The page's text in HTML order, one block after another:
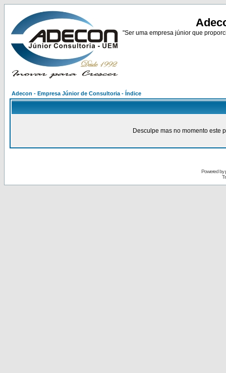
"Ser uma empresa júnior que
Adecon - Empresa Júnior de Consultoria - Índice
Desculpe mas no momento este
Powered by